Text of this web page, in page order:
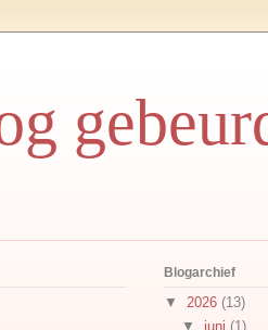
Blogarchief
▼ 2026 (13)
▼ juni (1)